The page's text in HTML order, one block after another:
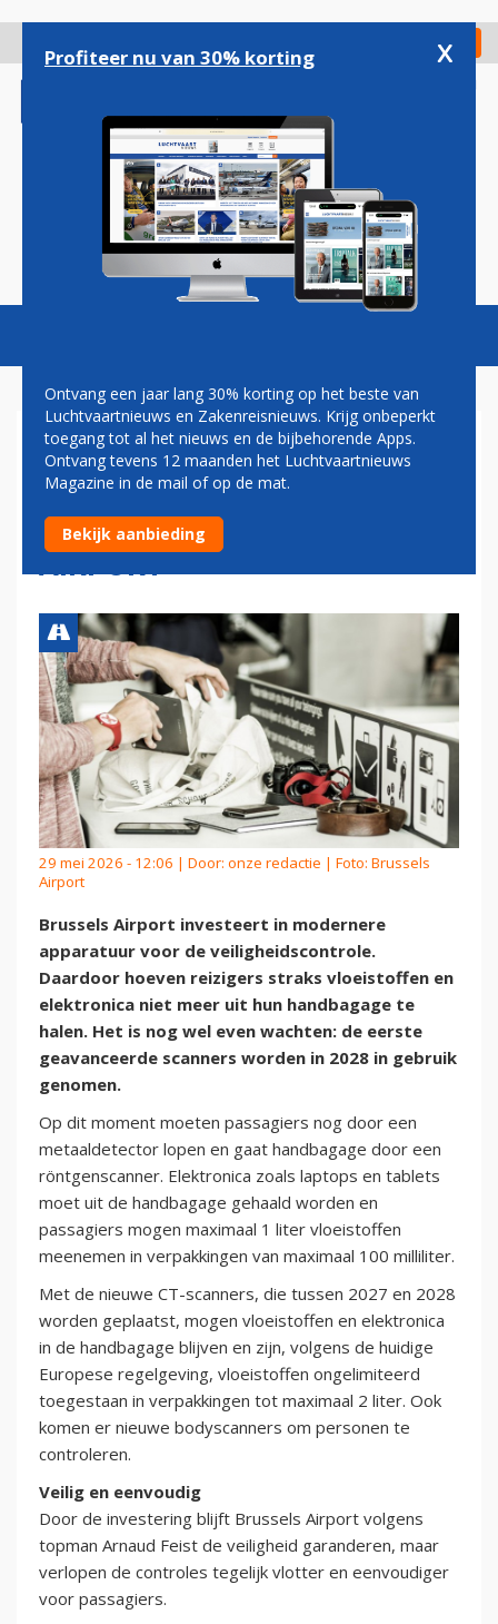
gaan
Check in
Magazine Podcasts Vacatures
FLESJE DRINKEN EN LAPTOP
MOGEN STRAKS IN DE TAS
BLIJVEN OP BRUSSELS
AIRPORT
29 mei 2026 - 12:06 | Door: onze redactie | Foto: Brussels
Airport
Brussels Airport investeert in modernere
apparatuur voor de veiligheidscontrole.
Daardoor hoeven reizigers straks vloeistoffen en
elektronica niet meer uit hun handbagage te
halen. Het is nog wel even wachten: de eerste
geavanceerde scanners worden in 2028 in gebruik
genomen.
Op dit moment moeten passagiers nog door een
metaaldetector lopen en gaat handbagage door een
röntgenscanner. Elektronica zoals laptops en tablets
moet uit de handbagage gehaald worden en
passagiers mogen maximaal 1 liter vloeistoffen
meenemen in verpakkingen van maximaal 100 milliliter.
Met de nieuwe CT-scanners, die tussen 2027 en 2028
worden geplaatst, mogen vloeistoffen en elektronica
in de handbagage blijven en zijn, volgens de huidige
Europese regelgeving, vloeistoffen ongelimiteerd
toegestaan in verpakkingen tot maximaal 2 liter. Ook
komen er nieuwe bodyscanners om personen te
controleren.
Veilig en eenvoudig
Door de investering blijft Brussels Airport volgens
topman Arnaud Feist de veiligheid garanderen, maar
verlopen de controles tegelijk vlotter en eenvoudiger
voor passagiers.
Profiteer nu van 30% korting x
Ontvang een jaar lang 30% korting op het beste van
Luchtvaartnieuws en Zakenreisnieuws. Krijg onbeperkt
toegang tot al het nieuws en de bijbehorende Apps.
Ontvang tevens 12 maanden het Luchtvaartnieuws
Magazine in de mail of op de mat.
Bekijk aanbieding